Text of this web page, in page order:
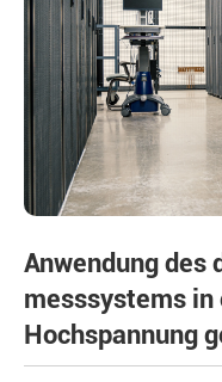
Anwendung des
messsystems
Hochspannung